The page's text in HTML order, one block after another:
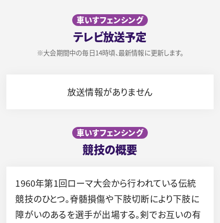
車いすフェンシング
テレビ放送予定
※大会期間中の毎日14時頃、最新情報に更新します。
放送情報がありません
車いすフェンシング
競技の概要
1960年第1回ローマ大会から行われている伝統
競技のひとつ。脊髄損傷や下肢切断により下肢に
障がいのあるを選手が出場する。剣でお互いの有